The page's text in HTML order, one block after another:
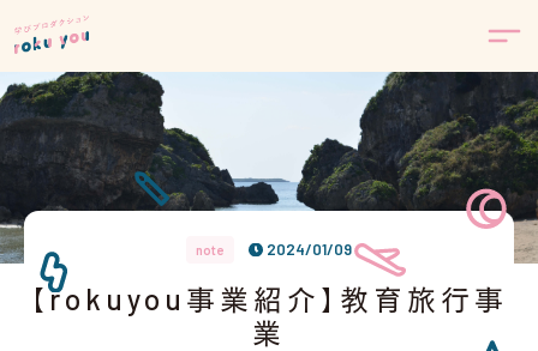
note 2024/01/09
【rokuyou事業紹介】教育旅行事
業